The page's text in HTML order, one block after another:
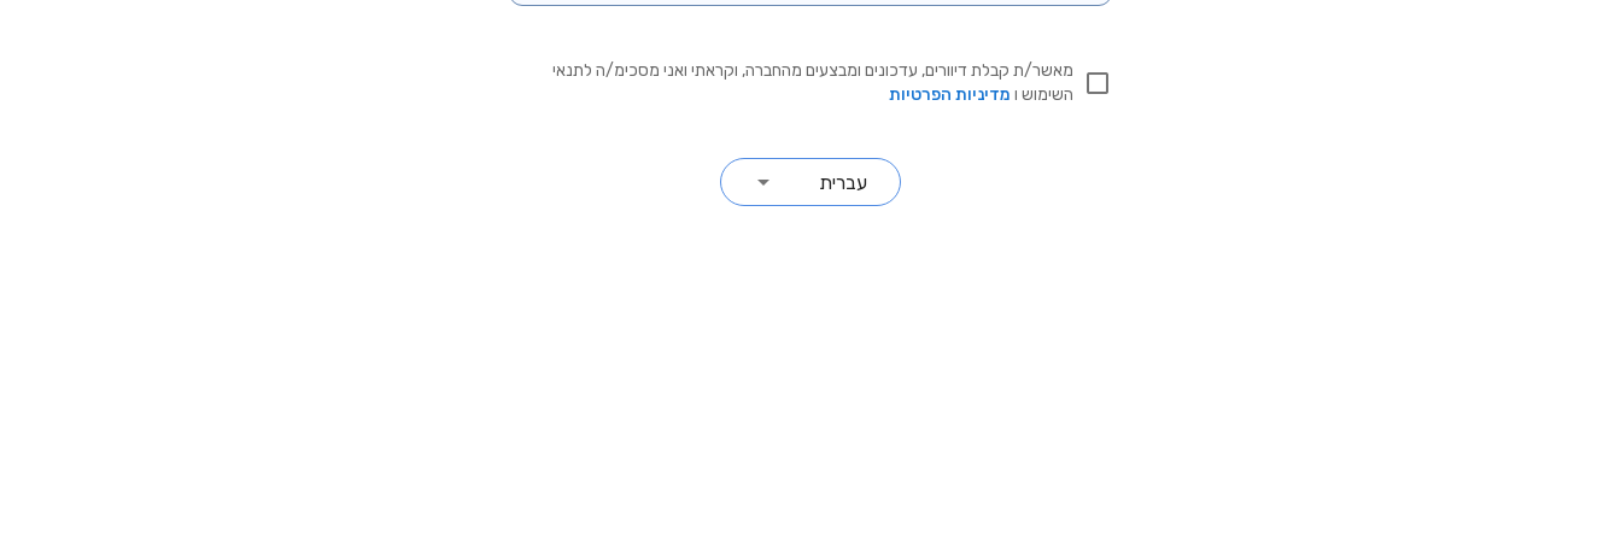
מאשר/ת קבלת דיוורים, עדכונים ומבצעים מהחברה, וקראתי ואני מסכימ/ה לתנאי
השימוש ו מדיניות הפרטיות
עברית